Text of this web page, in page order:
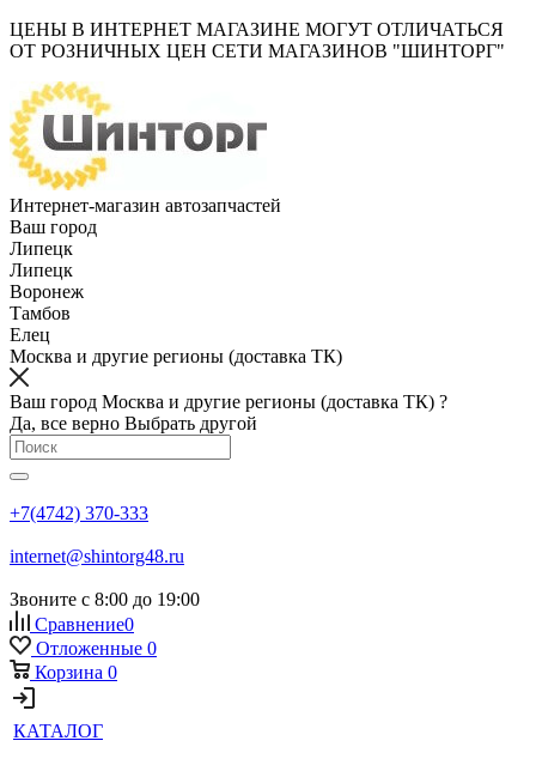
ЦЕНЫ В ИНТЕРНЕТ МАГАЗИНЕ МОГУТ ОТЛИЧАТЬСЯ
ОТ РОЗНИЧНЫХ ЦЕН СЕТИ МАГАЗИНОВ "ШИНТОРГ"
Интернет-магазин автозапчастей
Ваш город
Липецк
Липецк
Воронеж
Тамбов
Елец
Москва и другие регионы (доставка ТК)
Ваш город Москва и другие регионы (доставка ТК) ?
Да, все верно Выбрать другой
+7(4742) 370-333
internet@shintorg48.ru
Звоните с 8:00 до 19:00
Сравнение0
Отложенные 0
Корзина 0
КАТАЛОГ